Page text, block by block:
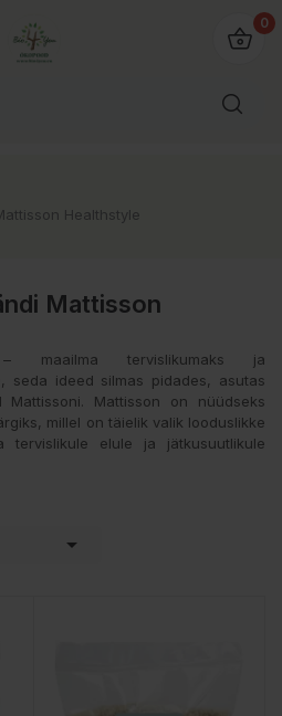
0
Healthstyle
Mattisson
– maailma tervislikumaks ja
seda ideed silmas pidades, asutas
Mattisson on nüüdseks
millel on täielik valik looduslikke
tervislikule elule ja jätkusuutlikule
